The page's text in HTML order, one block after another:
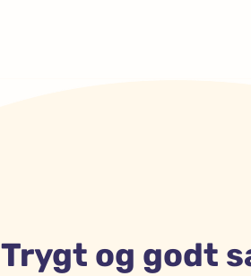
Trygt og godt